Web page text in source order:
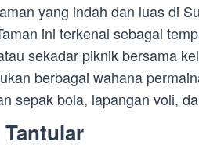
yang indah dan luas di
ini terkenal sebagai
sekadar piknik bersama
berbagai wahana
sepak bola, lapangan voli,